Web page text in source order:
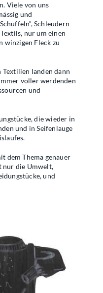
Viele von uns
und
Schleudern
nur um einen
winzigen Fleck zu
landen dann
voller werdenden
und
die wieder in
und in Seifenlauge
dem Thema genauer
nur die Umwelt,
und